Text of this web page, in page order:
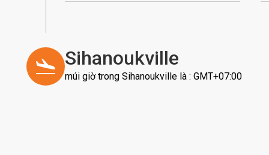
Sihanoukville
múi giờ trong Sihanoukville là : GMT+07:00